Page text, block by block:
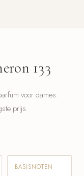
133
voor dames.
prijs.
BASISNOTEN